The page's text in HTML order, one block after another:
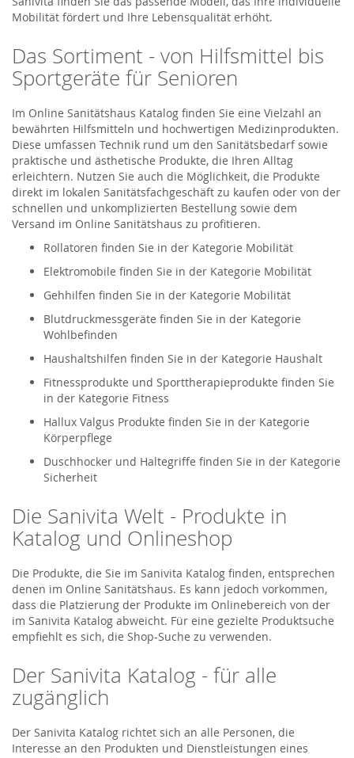
Mobilität fördert und Ihre Lebensqualität erhöht.
Das Sortiment - von Hilfsmittel bis
Sportgeräte für Senioren
Im Online Sanitätshaus Katalog finden Sie eine Vielzahl an
bewährten Hilfsmitteln und hochwertigen Medizinprodukten.
Diese umfassen Technik rund um den Sanitätsbedarf sowie
praktische und ästhetische Produkte, die Ihren Alltag
erleichtern. Nutzen Sie auch die Möglichkeit, die Produkte
direkt im lokalen Sanitätsfachgeschäft zu kaufen oder von der
schnellen und unkomplizierten Bestellung sowie dem
Versand im Online Sanitätshaus zu profitieren.
Rollatoren finden Sie in der Kategorie Mobilität
Elektromobile finden Sie in der Kategorie Mobilität
Gehhilfen finden Sie in der Kategorie Mobilität
Blutdruckmessgeräte finden Sie in der Kategorie
Wohlbefinden
Haushaltshilfen finden Sie in der Kategorie Haushalt
Fitnessprodukte und Sporttherapieprodukte finden Sie
in der Kategorie Fitness
Hallux Valgus Produkte finden Sie in der Kategorie
Körperpflege
Duschhocker und Haltegriffe finden Sie in der Kategorie
Sicherheit
Die Sanivita Welt - Produkte in
Katalog und Onlineshop
Die Produkte, die Sie im Sanivita Katalog finden, entsprechen
denen im Online Sanitätshaus. Es kann jedoch vorkommen,
dass die Platzierung der Produkte im Onlinebereich von der
im Sanivita Katalog abweicht. Für eine gezielte Produktsuche
empfiehlt es sich, die Shop-Suche zu verwenden.
Der Sanivita Katalog - für alle
zugänglich
Der Sanivita Katalog richtet sich an alle Personen, die
Interesse an den Produkten und Dienstleistungen eines